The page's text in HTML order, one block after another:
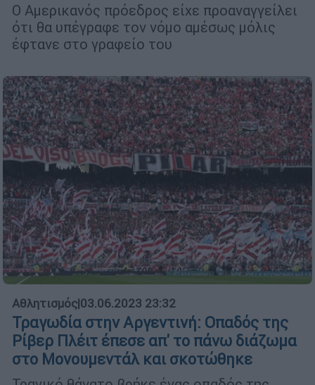
Ο Αμερικανός πρόεδρος είχε προαναγγείλει
ότι θα υπέγραφε τον νόμο αμέσως μόλις
έφτανε στο γραφείο του
Αθλητισμός|03.06.2023 23:32
Τραγωδία στην Αργεντινή: Οπαδός της
Ρίβερ Πλέιτ έπεσε απ' το πάνω διάζωμα
στο Μονουμεντάλ και σκοτώθηκε